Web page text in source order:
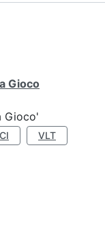
Gioco
Gioco'
VLT